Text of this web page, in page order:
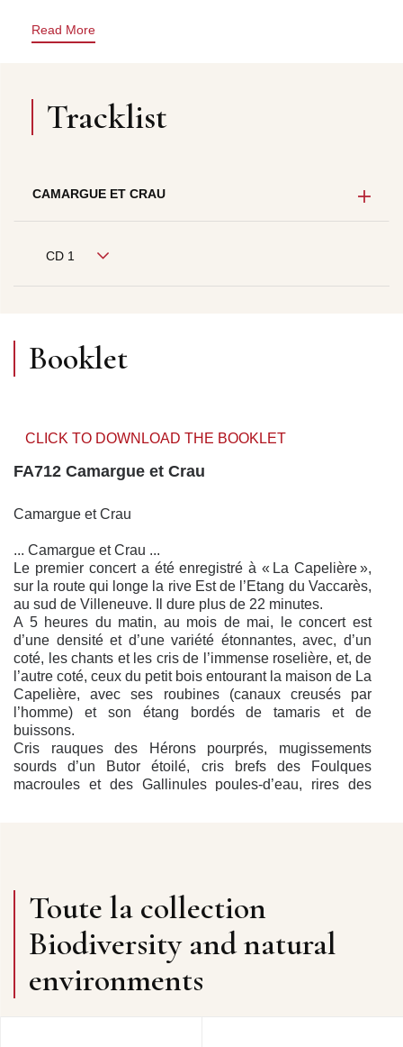
Read More
Tracklist
CAMARGUE ET CRAU
CD 1
Booklet
CLICK TO DOWNLOAD THE BOOKLET
FA712 Camargue et Crau
Camargue et Crau
... Camargue et Crau ...
Le premier concert a été enregistré à « La Capelière »,
sur la route qui longe la rive Est de l’Etang du Vaccarès,
au sud de Villeneuve. Il dure plus de 22 minutes.
A 5 heures du matin, au mois de mai, le concert est
d’une densité et d’une variété étonnantes, avec, d’un
coté, les chants et les cris de l’immense roselière, et, de
l’autre coté, ceux du petit bois entourant la maison de La
Capelière, avec ses roubines (canaux creusés par
l’homme) et son étang bordés de tamaris et de
buissons.
Cris rauques des Hérons pourprés, mugissements
sourds d’un Butor étoilé, cris brefs des Foulques
macroules et des Gallinules poules-d’eau, rires des
composent l’essentiel de ce concert.
Le second concert de Rainettes vertes méridionales a
été enregistré au même endroit que le premier, à la
tombée de la nuit; les rainettes se mettent à chanter,
d’abord quelques unes, puis des centaines à la fois,
forment un choeur immense d’une puissance sonore
étonnante. Il dure un peu moins de 4 minutes.
Toute la collection
Biodiversity and natural
environments